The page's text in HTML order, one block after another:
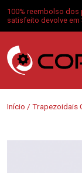
100% reembolso
satisfeito devolve em
Início / Trapezoidais